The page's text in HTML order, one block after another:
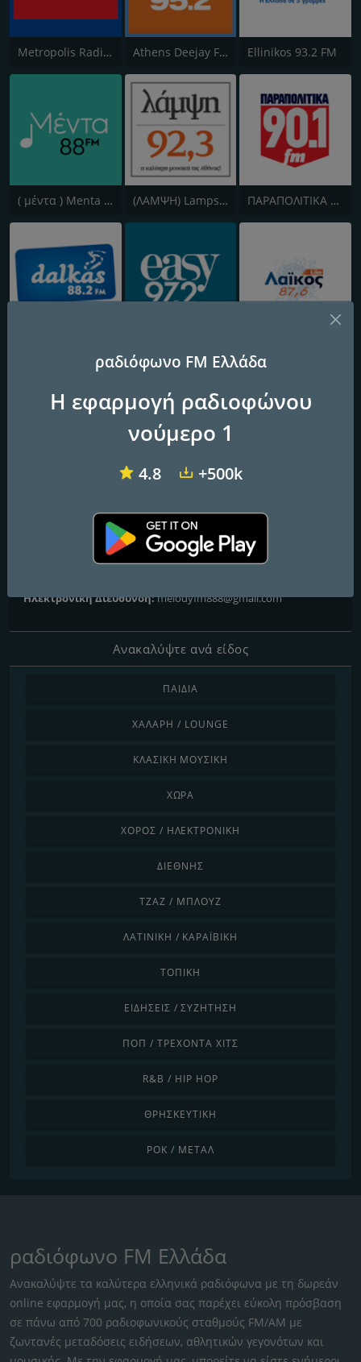
Metropolis Radio 95.5 FM Athens Deejay FM Ellinikos 93.2 FM
( μέντα ) Menta 88 FM (ΛΑΜΨΗ) Lampsi 92.3 FM ΠΑΡΑΠΟΛΙΤΙΚΑ 90.1 FM
Melody 88.8
https://melody888.gr/
Ηλεκτρονική Διεύθυνση:melodyfm888@gmail.com
Ανακαλύψτε ανά είδος
ΠΑΙΔΙΆ
ΧΑΛΑΡΉ / LOUNGE
ΚΛΑΣΙΚΉ ΜΟΥΣΙΚΉ
ΧΏΡΑ
ΧΟΡΌΣ / ΗΛΕΚΤΡΟΝΙΚΉ
ΔΙΕΘΝΉΣ
ΤΖΑΖ / ΜΠΛΟΥΖ
ΛΑΤΙΝΙΚΉ / ΚΑΡΑΪΒΙΚΉ
ΤΟΠΙΚΉ
ΕΙΔΉΣΕΙΣ / ΣΥΖΉΤΗΣΗ
ΠΟΠ / ΤΡΈΧΟΝΤΑ ΧΙΤΣ
R&B / HIP HOP
ΘΡΗΣΚΕΥΤΙΚΉ
ΡΟΚ / ΜΈΤΑΛ
ραδιόφωνο FM Ελλάδα
Ανακαλύψτε τα καλύτερα ελληνικά ραδιόφωνα με τη δωρεάν
online εφαρμογή μας, η οποία σας παρέχει εύκολη πρόσβαση
σε πάνω από 700 ραδιοφωνικούς σταθμούς FM/AM με
ζωντανές μεταδόσεις ειδήσεων, αθλητικών γεγονότων και
ραδιόφωνο FM Ελλάδα
Η εφαρμογή ραδιοφώνου
νούμερο 1
4.8 +500k